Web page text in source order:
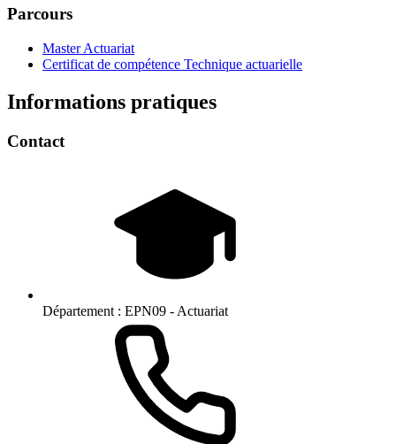
Parcours
Master Actuariat
Certificat de compétence Technique actuarielle
Informations pratiques
Contact
Département : EPN09 - Actuariat